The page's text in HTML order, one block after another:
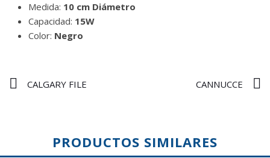
Medida: 10 cm Diámetro
Capacidad: 15W
Color: Negro
CALGARY FILE CANNUCCE
PRODUCTOS SIMILARES